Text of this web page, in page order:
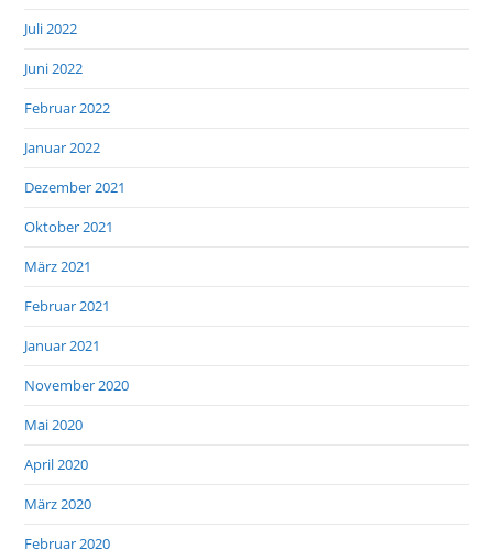
Juli 2022
Juni 2022
Februar 2022
Januar 2022
Dezember 2021
Oktober 2021
März 2021
Februar 2021
Januar 2021
November 2020
Mai 2020
April 2020
März 2020
Februar 2020